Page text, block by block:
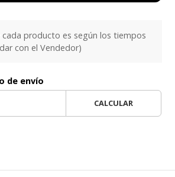
producto es según los tiempos
con el Vendedor)
de envío
CALCULAR